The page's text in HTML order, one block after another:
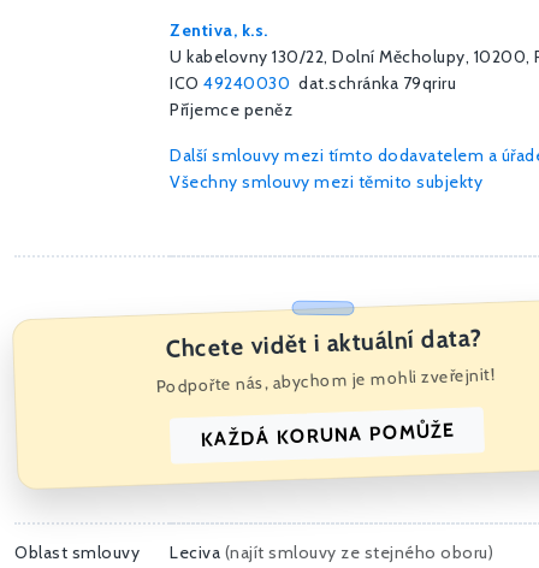
Zentiva, k.s.
U kabelovny 130/22, Dolní Měcholupy, 10200,
ICO 49240030 dat.schránka 79qriru
Příjemce peněz
Další smlouvy mezi tímto dodavatelem a
Všechny smlouvy mezi těmito subjekty
Chcete vidět i aktuální data?
Podpořte nás, abychom je mohli zveřejnit!
KAŽDÁ KORUNA POMŮŽE
Oblast smlouvy Leciva (najít smlouvy ze stejného oboru)